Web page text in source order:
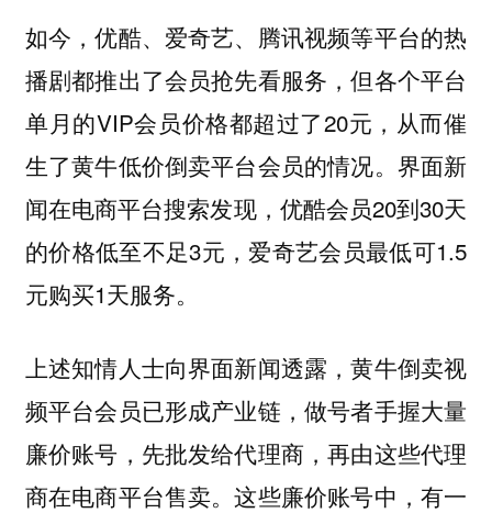
如今，优酷、爱奇艺、腾讯视频等平台的热
播剧都推出了会员抢先看服务，但各个平台
单月的VIP会员价格都超过了20元，从而催
生了黄牛低价倒卖平台会员的情况。界面新
闻在电商平台搜索发现，优酷会员20到30天
的价格低至不足3元，爱奇艺会员最低可1.5
元购买1天服务。
上述知情人士向界面新闻透露，黄牛倒卖视
频平台会员已形成产业链，做号者手握大量
廉价账号，先批发给代理商，再由这些代理
商在电商平台售卖。这些廉价账号中，有一